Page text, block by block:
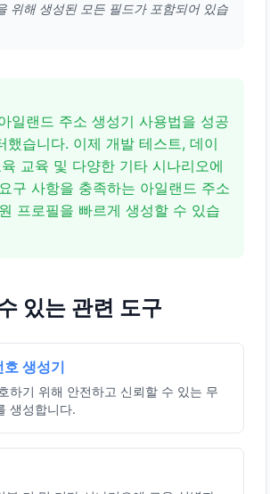
위해 생성된 모든 필드가 포함되어 있습
일랜드 주소 생성기 사용법을 성공
했습니다. 이제 개발 테스트, 데이
교육 및 다양한 기타 시나리오에
구 사항을 충족하는 아일랜드 주소
프로필을 빠르게 생성할 수 있습
있는 관련 도구
생성기
하기 위해 안전하고 신뢰할 수 있는 무
생성합니다.